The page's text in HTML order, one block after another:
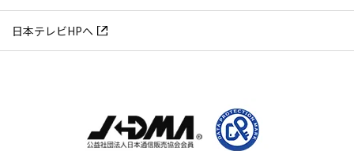
日本テレビHPへ